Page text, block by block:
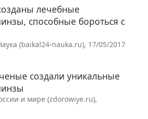
лечебные
способные бороться с
(baikal24-nauka.ru), 17/05/2017
создали уникальные
и мире (zdorowiye.ru),